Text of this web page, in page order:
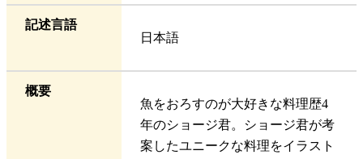
記述言語
日本語
概要
魚をおろすのが大好きな料理歴4
年のショージ君。ショージ君が考
案したユニークな料理をイラスト